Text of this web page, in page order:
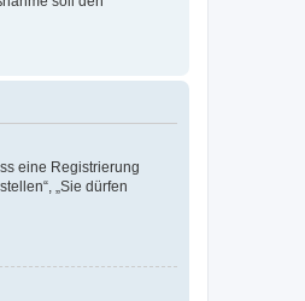
eine Registrierung
„Sie dürfen